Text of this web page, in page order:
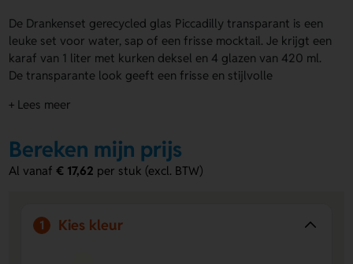
De Drankenset gerecycled glas Piccadilly transparant is een
leuke set voor water, sap of een frisse mocktail. Je krijgt een
karaf van 1 liter met kurken deksel en 4 glazen van 420 ml.
De transparante look geeft een frisse en stijlvolle
transparant is ideaal voor thuis, op kantoor of als cadeau.
Glass 1, Glass 2, Glass 3, Glass 4 of Carafe. Bestel of vraag
een prijs op.
gerecycled glas Piccadilly transparant
Complete set voor dagelijks gebruik
+ Lees meer
Bereken mijn prijs
Al vanaf€ 17,62 per stuk (excl. BTW)
1 Kies kleur